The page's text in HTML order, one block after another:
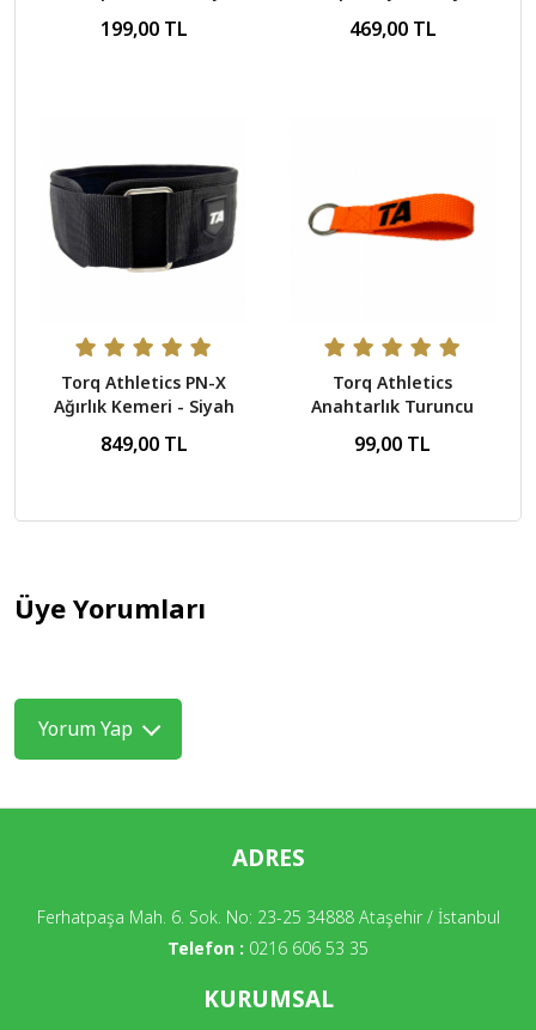
199,00 TL 469,00 TL
Torq Athletics PN-X
Ağırlık Kemeri - Siyah
849,00 TL
Torq Athletics
Anahtarlık Turuncu
99,00 TL
Üye Yorumları
Yorum Yap
ADRES
Ferhatpaşa Mah. 6. Sok. No: 23-25 34888 Ataşehir / İstanbul
Telefon : 0216 606 53 35
KURUMSAL